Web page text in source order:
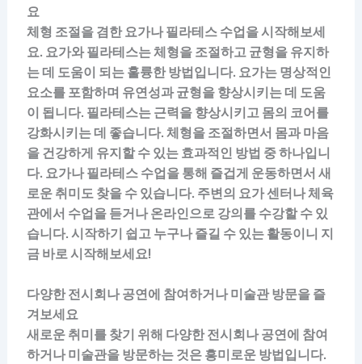
요
체형 조절을 겸한 요가나 필라테스 수업을 시작해보세
요. 요가와 필라테스는 체형을 조절하고 균형을 유지하
는 데 도움이 되는 훌륭한 방법입니다. 요가는 명상적인
요소를 포함하며 유연성과 균형을 향상시키는 데 도움
이 됩니다. 필라테스는 근력을 향상시키고 몸의 코어를
강화시키는 데 좋습니다. 체형을 조절하면서 몸과 마음
을 건강하게 유지할 수 있는 효과적인 방법 중 하나입니
다. 요가나 필라테스 수업을 통해 즐겁게 운동하면서 새
로운 취미도 찾을 수 있습니다. 주변의 요가 센터나 체육
관에서 수업을 듣거나 온라인으로 강의를 수강할 수 있
습니다. 시작하기 쉽고 누구나 즐길 수 있는 활동이니 지
금 바로 시작해보세요!
다양한 전시회나 공연에 참여하거나 미술관 방문을 즐
겨보세요
새로운 취미를 찾기 위해 다양한 전시회나 공연에 참여
하거나 미술관을 방문하는 것은 흥미로운 방법입니다.